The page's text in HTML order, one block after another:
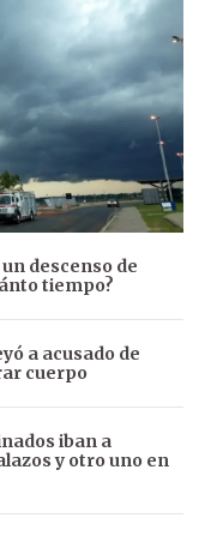
descenso de
tiempo?
a acusado de
cuerpo
iban a
y otro uno en